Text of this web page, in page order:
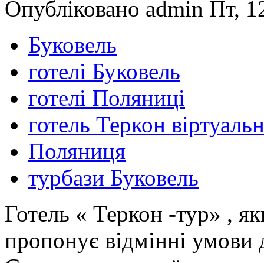
Опубліковано admin Пт,
Буковель
готелі Буковель
готелі Поляниці
готель Теркон
Поляниця
турбази Буковель
Готель « Теркон -тур» ,
пропонує відмінні умови